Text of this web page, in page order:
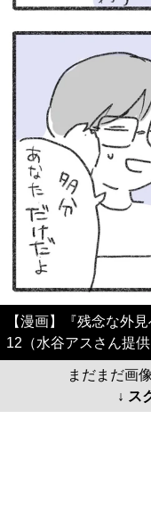
【漫画】『残念な外
12（水谷アスさん提供
まだまだ画
↓ ス